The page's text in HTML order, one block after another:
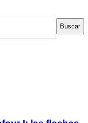
Buscar